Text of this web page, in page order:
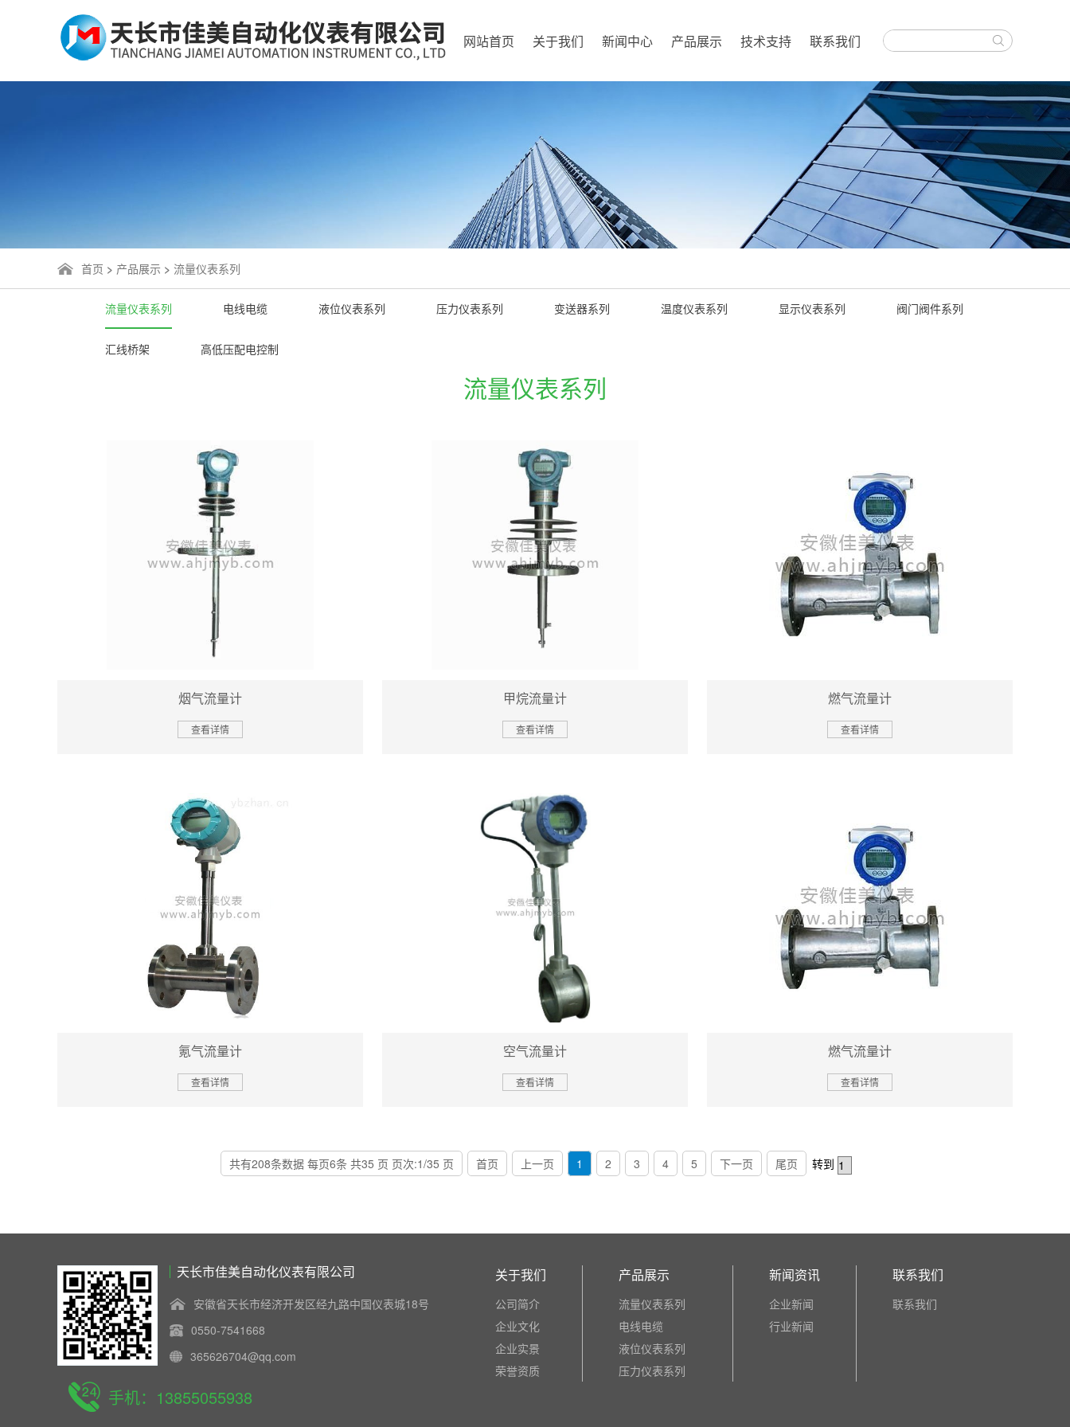
网站首页 关于我们 新闻中心 产品展示 技术支持 联系我们
首页 > 产品展示 > 流量仪表系列
流量仪表系列 电线电缆 液位仪表系列 压力仪表系列 变送器系列 温度仪表系列 显示仪表系列 阀门阀件系列
汇线桥架 高低压配电控制
流量仪表系列
烟气流量计
查看详情
甲烷流量计
查看详情
燃气流量计
查看详情
氪气流量计
查看详情
空气流量计
查看详情
燃气流量计
查看详情
共有208条数据 每页6条 共35 页 页次:1/35 页 首页 上一页 1 2 3 4 5 下一页 尾页 转到
天长市佳美自动化仪表有限公司
安徽省天长市经济开发区经九路中国仪表城18号
0550-7541668
365626704@qq.com
手机：13855055938
关于我们
公司简介
企业文化
企业实景
荣誉资质
产品展示
流量仪表系列
电线电缆
液位仪表系列
压力仪表系列
新闻资讯
企业新闻
行业新闻
联系我们
联系我们